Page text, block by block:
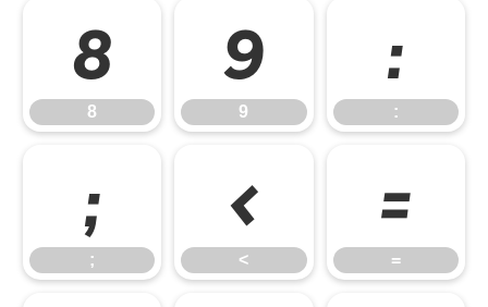
8
8
9
9
:
:
;
;
<
<
=
=